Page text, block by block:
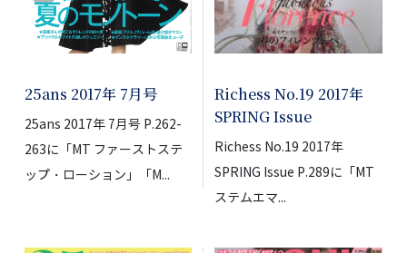
25ans 2017年 7月号
25ans 2017年 7月号 P.262-
263に「MT ファーストステ
ップ・ローション」「M...
Richess No.19 2017年
SPRING Issue
Richess No.19 2017年
SPRING Issue P.289に「MT
ステムエマ...